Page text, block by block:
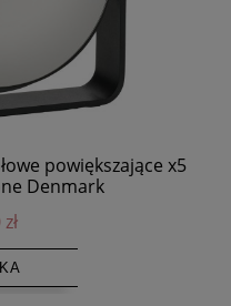
powiększające x5
Denmark